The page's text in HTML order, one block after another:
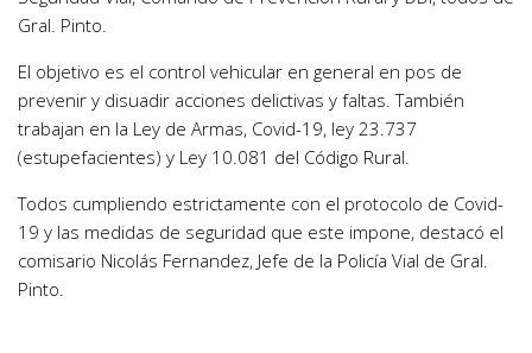
Gral. Pinto.
El objetivo es el control vehicular en general en pos de
prevenir y disuadir acciones delictivas y faltas. También
trabajan en la Ley de Armas, Covid-19, ley 23.737
(estupefacientes) y Ley 10.081 del Código Rural.
Todos cumpliendo estrictamente con el protocolo de Covid-
19 y las medidas de seguridad que este impone, destacó el
comisario Nicolás Fernandez, Jefe de la Policía Vial de Gral.
Pinto.